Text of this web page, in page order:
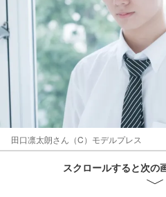
田口凛太朗さん（C）モデルプレス
スクロールすると次の